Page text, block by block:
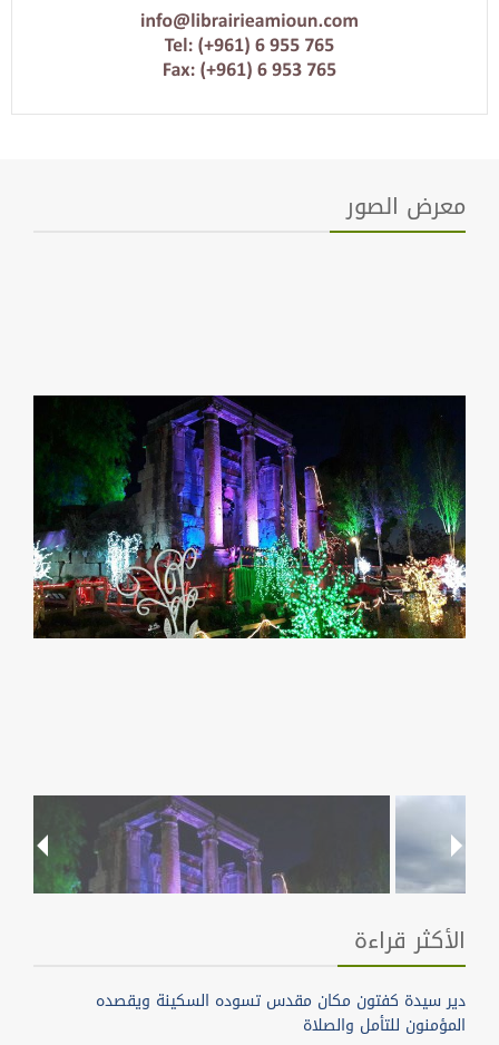
معرض الصور
الأكثر قراءة
دير سيدة كفتون مكان مقدس تسوده السكينة ويقصده
المؤمنون للتأمل والصلاة